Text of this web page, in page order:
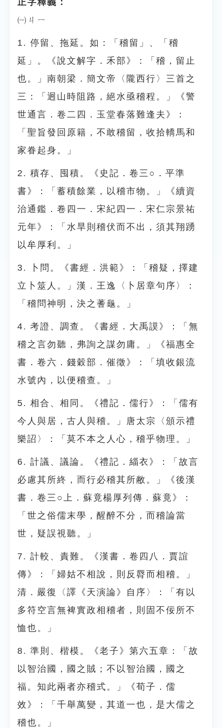
正字釋義：
㈠ㄐㄧ
1. 停留、拖延。如：「稽留」、「稽
延」。《說文解字．禾部》：「稽，留止
也。」南朝梁．簡文帝〈隴西行〉三首之
三：「迥山時阻路，絕水亟稽程。」《警
世通言．卷二四．玉堂春落難逢夫》：
「聖旨發回原籍，不敢稽留，收拾轎馬和
家眷起身。」
2. 積存、囤積。《史記．卷三○．平準
書》：「蓄積餘業，以稽市物。」《續資
治通鑑．卷四一．宋紀四一．宋仁宗景祐
元年》：「水旱則稽伏而不出，須其翔踴
以牟厚利。」
3. 卜問。《書經．洪範》：「稽疑，擇建
立卜筮人。」漢．王逸〈卜居章句序〉：
「稽問神明，決之蓍龜。」
4. 考證、調查。《書經．大禹謨》：「無
稽之言勿聽，弗詢之謀勿庸。」《福惠全
書．卷六．錢穀部．催徵》：「填收銀流
水號內，以便稽查。」
5. 相合、相同。《禮記．儒行》：「儒有
今人與居，古人與稽。」唐太宗〈頒示禮
樂詔〉：「莫不本之人心，稽乎物理。」
6. 計議、議論。《禮記．緇衣》：「故言
必慮其所終，而行必稽其所敝。」《後漢
書．卷三○上．蘇竟楊厚列傳．蘇竟》：
「世之俗儒末學，醒醉不分，而稽論當
世，疑誤視聽。」
7. 計較、責難。《漢書．卷四八．賈誼
傳》：「婦姑不相說，則反脣而相稽。」
清．嚴復〈譯《天演論》自序〉：「有以
多符空言無裨實政相稽者，則固不佞所不
恤也。」
8. 準則、楷模。《老子》第六五章：「故
以智治國，國之賊；不以智治國，國之
福。知此兩者亦稽式。」《荀子．儒
效》：「千舉萬變，其道一也，是大儒之
稽也。」